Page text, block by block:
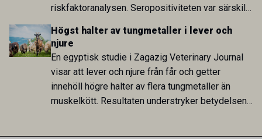
riskfaktoranalysen. Seropositiviteten var särskilt
hög i Zarqa och statistiskt kopplad till bland
annat stallhållning. Resultaten visar att hästarna
har exponerats för parasiten – men inte att de
fungerar som reservoarer eller bidrar till
smittspridning.
Högst halter av tungmetaller i lever och
njure
En egyptisk studie i Zagazig Veterinary Journal
visar att lever och njure från får och getter
innehöll högre halter av flera tungmetaller än
muskelkött. Resultaten understryker betydelsen